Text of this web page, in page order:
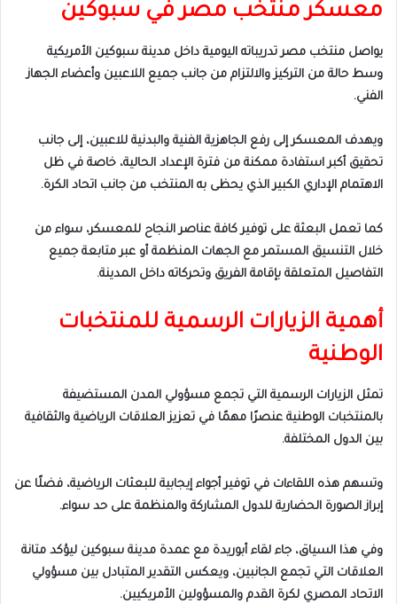
معسكر منتخب مصر في سبوكين
يواصل منتخب مصر تدريباته اليومية داخل مدينة سبوكين الأمريكية
وسط حالة من التركيز والالتزام من جانب جميع اللاعبين وأعضاء الجهاز
الفني.
ويهدف المعسكر إلى رفع الجاهزية الفنية والبدنية للاعبين، إلى جانب
تحقيق أكبر استفادة ممكنة من فترة الإعداد الحالية، خاصة في ظل
الاهتمام الإداري الكبير الذي يحظى به المنتخب من جانب اتحاد الكرة.
كما تعمل البعثة على توفير كافة عناصر النجاح للمعسكر، سواء من
خلال التنسيق المستمر مع الجهات المنظمة أو عبر متابعة جميع
التفاصيل المتعلقة بإقامة الفريق وتحركاته داخل المدينة.
أهمية الزيارات الرسمية للمنتخبات
الوطنية
تمثل الزيارات الرسمية التي تجمع مسؤولي المدن المستضيفة
بالمنتخبات الوطنية عنصرًا مهمًا في تعزيز العلاقات الرياضية والثقافية
بين الدول المختلفة.
وتسهم هذه اللقاءات في توفير أجواء إيجابية للبعثات الرياضية، فضلًا عن
إبراز الصورة الحضارية للدول المشاركة والمنظمة على حد سواء.
وفي هذا السياق، جاء لقاء أبوريدة مع عمدة مدينة سبوكين ليؤكد متانة
العلاقات التي تجمع الجانبين، ويعكس التقدير المتبادل بين مسؤولي
الاتحاد المصري لكرة القدم والمسؤولين الأمريكيين.